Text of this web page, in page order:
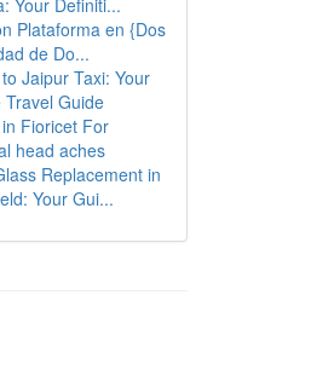
Your Definiti...
Plataforma en {Dos
de Do...
Jaipur Taxi: Your
Travel Guide
Fioricet For
head aches
Replacement in
Your Gui...